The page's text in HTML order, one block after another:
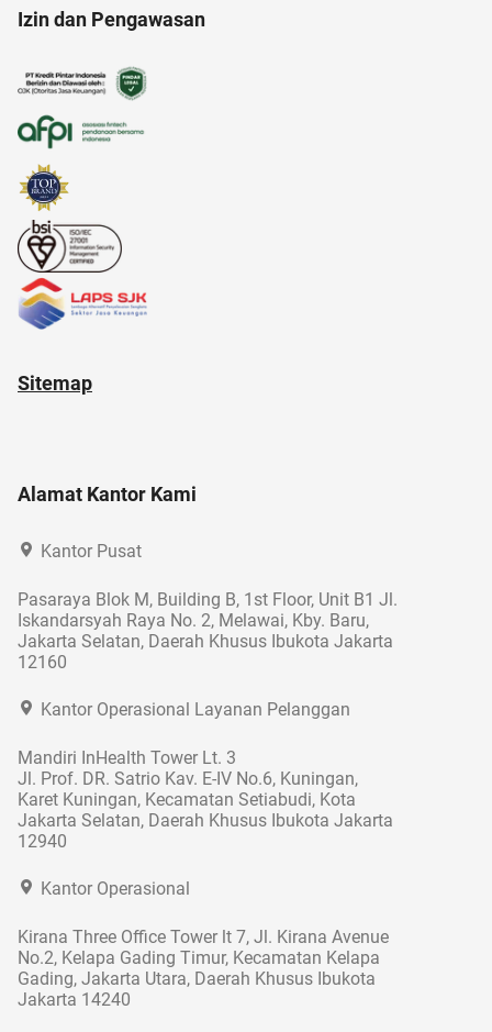
amazon prime
Izin dan Pengawasan
Sitemap
Alamat Kantor Kami
Kantor Pusat
Pasaraya Blok M, Building B, 1st Floor, Unit B1 Jl.
Iskandarsyah Raya No. 2, Melawai, Kby. Baru,
Jakarta Selatan, Daerah Khusus Ibukota Jakarta
12160
Kantor Operasional Layanan Pelanggan
Mandiri InHealth Tower Lt. 3
Jl. Prof. DR. Satrio Kav. E-IV No.6, Kuningan,
Karet Kuningan, Kecamatan Setiabudi, Kota
Jakarta Selatan, Daerah Khusus Ibukota Jakarta
12940
Kantor Operasional
Kirana Three Office Tower lt 7, Jl. Kirana Avenue
No.2, Kelapa Gading Timur, Kecamatan Kelapa
Gading, Jakarta Utara, Daerah Khusus Ibukota
Jakarta 14240